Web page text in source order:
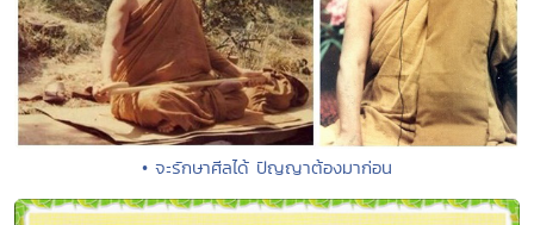
• จะรักษาศีลได้ ปัญญาต้องมาก่อน